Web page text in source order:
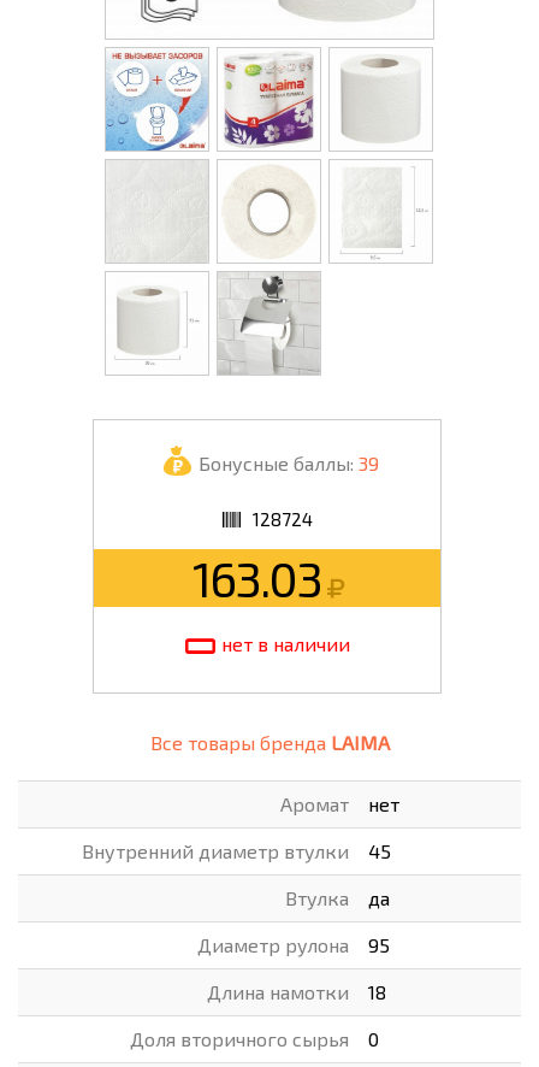
Бонусные баллы: 39
128724
163.03
нет в наличии
Все товары бренда LAIMA
Аромат нет
Внутренний диаметр втулки 45
Втулка да
Диаметр рулона 95
Длина намотки 18
Доля вторичного сырья 0